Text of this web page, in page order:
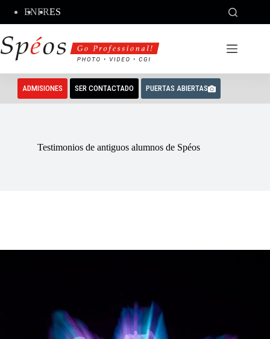
contenido
ENFRES
ADMISIONES SER CONTACTADO PUERTAS ABIERTAS
Testimonios de antiguos alumnos de Spéos